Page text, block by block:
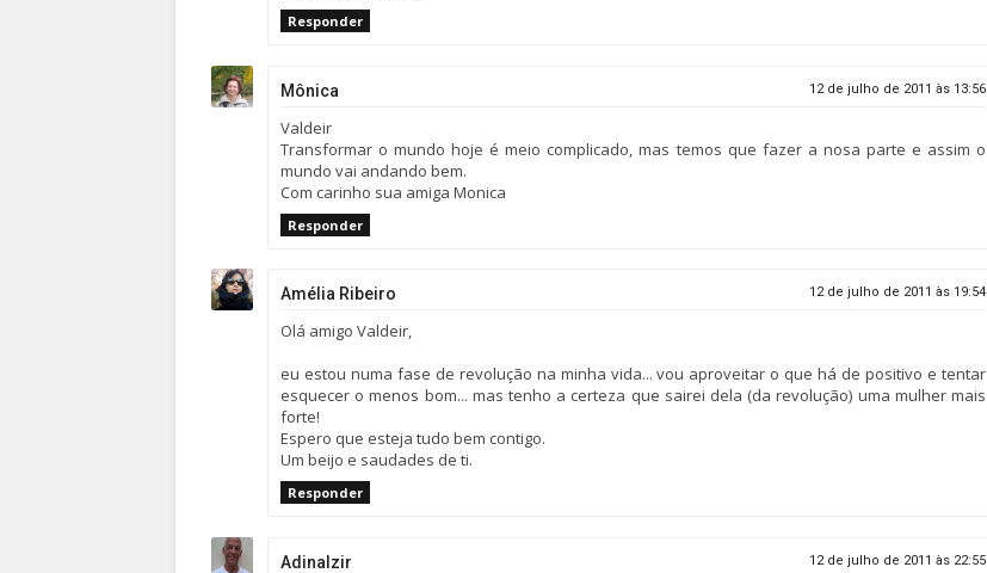
Responder
Mônica 12 de julho de 2011 às 13:56
Valdeir
Transformar o mundo hoje é meio complicado, mas temos que fazer a nosa parte e assim o
mundo vai andando bem.
Com carinho sua amiga Monica
Responder
Amélia Ribeiro 12 de julho de 2011 às 19:54
Olá amigo Valdeir,
eu estou numa fase de revolução na minha vida... vou aproveitar o que há de positivo e tentar
esquecer o menos bom... mas tenho a certeza que sairei dela (da revolução) uma mulher mais
forte!
Espero que esteja tudo bem contigo.
Um beijo e saudades de ti.
Responder
Adinalzir 12 de julho de 2011 às 22:55